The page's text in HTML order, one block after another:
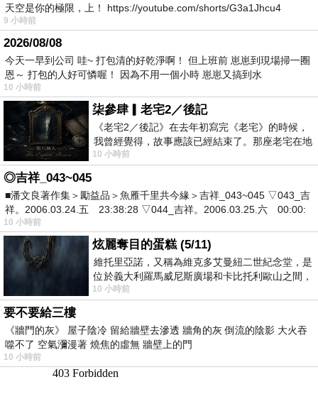
天空是你的極限，上！ https://youtube.com/shorts/G3a1Jhcu4
9 小時前
2026/08/08
今天一早到公司 哇~ 打包清的好乾淨啊！ 但上班前 崽崽到現場掃一圈
恩～ 打包的人好可憐喔！ 因為不用一個小時 崽崽又搞到水
10 小時前
柒參肆▎老宅2／後記
《老宅2／後記》在去年初寫完《老宅》的時候，
我曾經覺得，故事應該已經結束了。那座老宅在地
震中倒塌，七個人終於離開那片黑暗，
10 小時前
◎吉祥_043~045
■潘文良著作集＞勵益品＞魚雁千里共今緣＞吉祥_043~045 ▽043_吉
祥。2006.03.24.五 23:38:28 ▽044_吉祥。2006.03.25.六 00:00:
10 小時前
炫麗奪目的蛋糕 (5/11)
維托里亞諾，又稱為維克多艾曼紐二世紀念堂，是
位於義大利羅馬威尼斯廣場和卡比托利歐山之間，
用以紀念統一義大利統一後的的第一位國
10 小時前
要不要給三樓
《牆門的灰》 屋子陰冷 留給牆壁去滲透 牆角的灰 倒流的陰影 大火吞
噬不了 空氣瀰漫著 燒焦的虛無 牆壁上的門
10 小時前